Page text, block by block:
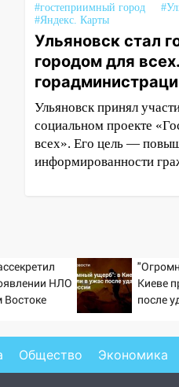
#гостеприимный город
#Яндекс. Карты
Ульяновск стал
городом для
Ульяновск принял
социальном проекте
всех». Его цель —
информированности
НЛО
Киеве
после
Общество Экономика